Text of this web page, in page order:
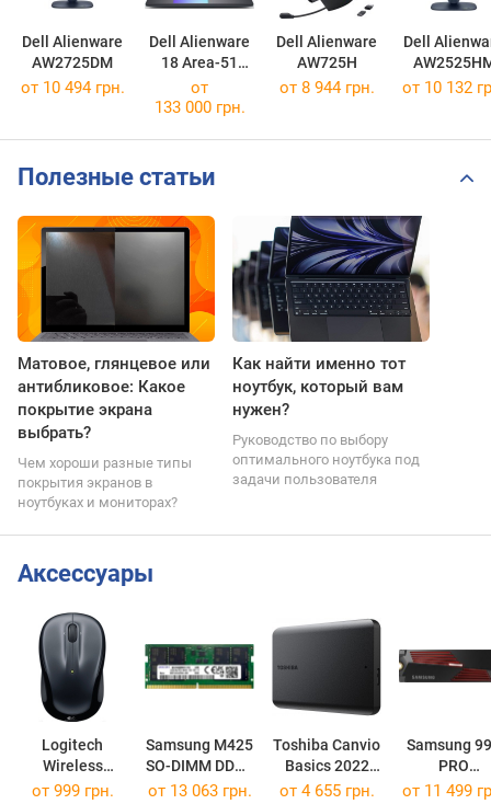
Dell Alienware
AW2725DM
Dell Alienware
18 Area-51
AA18250
[LAA18250-9444BLU-PUS]
Dell Alienware
AW725H
Dell
от 10 494 грн.
от
133 000 грн.
от 8 944 грн. от 10 132
Полезные статьи
Матовое, глянцевое или
антибликовое: Какое
покрытие экрана
выбрать?
Чем хороши разные типы
покрытия экранов в
ноутбуках и мониторах?
Как найти именно тот
ноутбук, который вам
нужен?
Руководство по выбору
оптимального ноутбука под
задачи пользователя
Аксессуары
Logitech
Wireless
Mouse M325
Samsung M425
SO-DIMM DDR5
1x32GB
Toshiba Canvio
Basics 2022
HDTB520EK3AA
Samsung
PRO
MZ-
от 999 грн. от 13 063 грн. от 4 655 грн. от 11 499